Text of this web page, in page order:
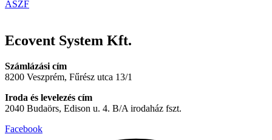
ÁSZF
Ecovent System Kft.
Számlázási cím
8200 Veszprém, Fűrész utca 13/1
Iroda és levelezés cím
2040 Budaörs, Edison u. 4. B/A irodaház fszt.
Facebook